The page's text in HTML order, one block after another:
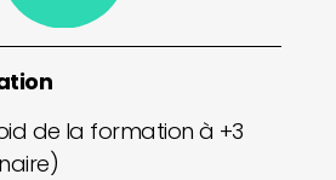
de la formation à +3